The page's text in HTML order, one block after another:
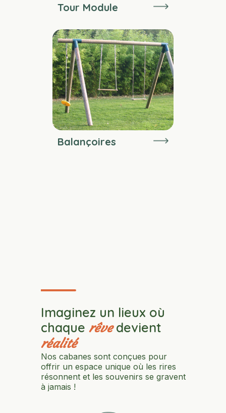
Tour Module
Balançoires
Imaginez un lieux où
chaque rêvedevient
réalité
Nos cabanes sont conçues pour
offrir un espace unique où les rires
résonnent et les souvenirs se gravent
à jamais !